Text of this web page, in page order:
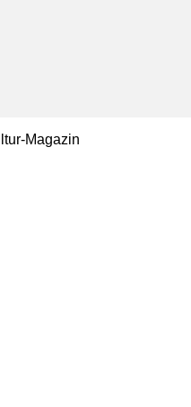
Magazin